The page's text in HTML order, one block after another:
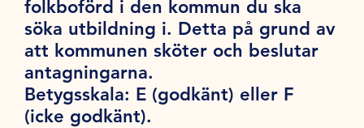
folkboförd i den kommun du ska
söka utbildning i. Detta på grund av
att kommunen sköter och beslutar
antagningarna.
Betygsskala: E (godkänt) eller F
(icke godkänt).